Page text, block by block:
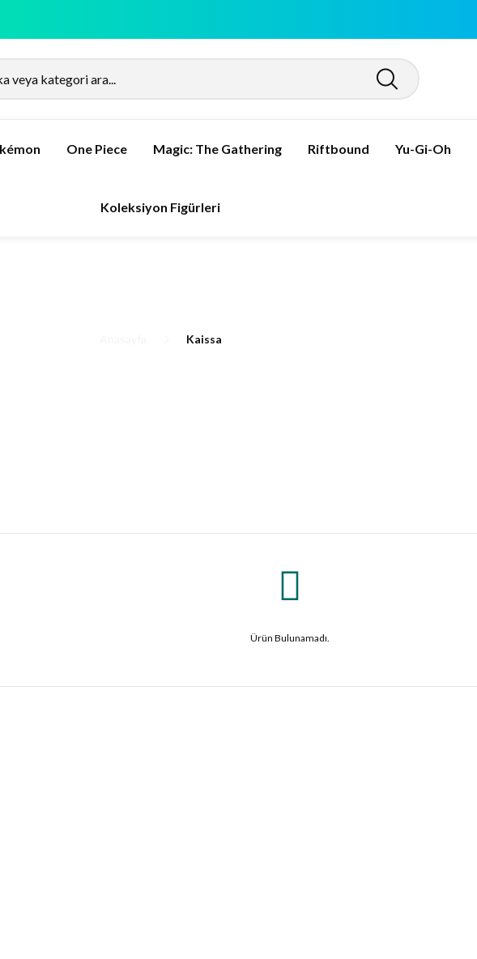
One Piece Magic: The Gathering Riftbound Yu-Gi-Oh
Koleksiyon Figürleri
Kaissa
Ürün Bulunamadı.